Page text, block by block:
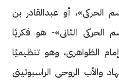
أو عبدالقادر بن
الحركى الثانى»- هو فكريًا
الظواهرى، وهو تنظيميًا
والأب الروحى الراسبوتينى